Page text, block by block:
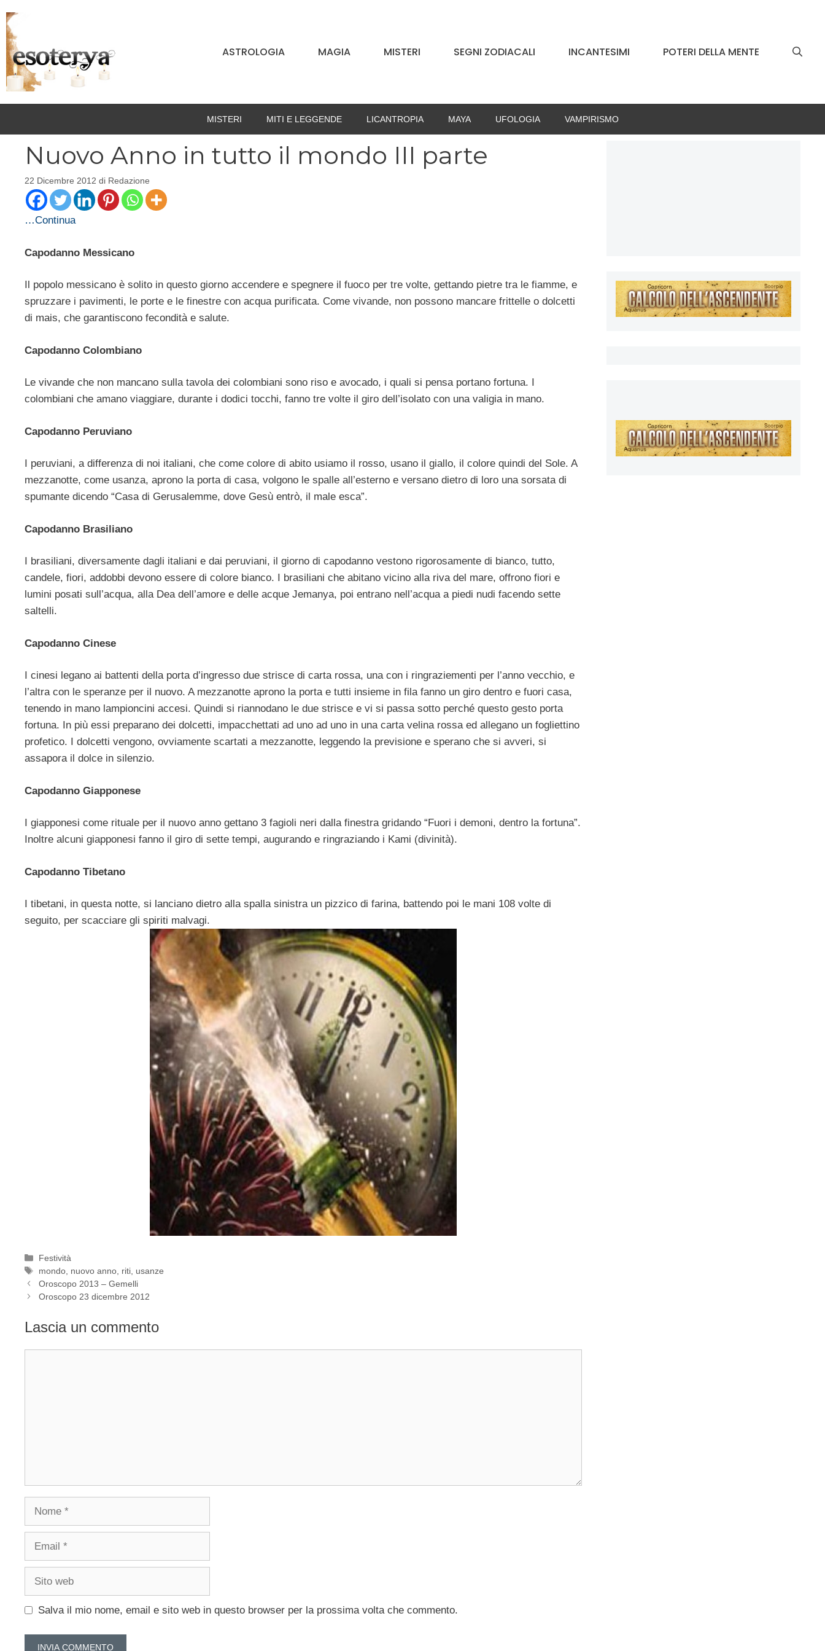
al
contenuto
ASTROLOGIA MAGIA MISTERI SEGNI ZODIACALI INCANTESIMI POTERI DELLA MENTE
MISTERI MITI E LEGGENDE LICANTROPIA MAYA UFOLOGIA VAMPIRISMO
Nuovo Anno in tutto il mondo III parte
22 Dicembre 2012 di Redazione
…Continua
Capodanno Messicano
Il popolo messicano è solito in questo giorno accendere e spegnere il fuoco per tre volte, gettando pietre tra le fiamme, e
spruzzare i pavimenti, le porte e le finestre con acqua purificata. Come vivande, non possono mancare frittelle o dolcetti
di mais, che garantiscono fecondità e salute.
Capodanno Colombiano
Le vivande che non mancano sulla tavola dei colombiani sono riso e avocado, i quali si pensa portano fortuna. I
colombiani che amano viaggiare, durante i dodici tocchi, fanno tre volte il giro dell’isolato con una valigia in mano.
Capodanno Peruviano
I peruviani, a differenza di noi italiani, che come colore di abito usiamo il rosso, usano il giallo, il colore quindi del Sole. A
mezzanotte, come usanza, aprono la porta di casa, volgono le spalle all’esterno e versano dietro di loro una sorsata di
spumante dicendo “Casa di Gerusalemme, dove Gesù entrò, il male esca”.
Capodanno Brasiliano
I brasiliani, diversamente dagli italiani e dai peruviani, il giorno di capodanno vestono rigorosamente di bianco, tutto,
candele, fiori, addobbi devono essere di colore bianco. I brasiliani che abitano vicino alla riva del mare, offrono fiori e
lumini posati sull’acqua, alla Dea dell’amore e delle acque Jemanya, poi entrano nell’acqua a piedi nudi facendo sette
saltelli.
Capodanno Cinese
I cinesi legano ai battenti della porta d’ingresso due strisce di carta rossa, una con i ringraziementi per l’anno vecchio, e
l’altra con le speranze per il nuovo. A mezzanotte aprono la porta e tutti insieme in fila fanno un giro dentro e fuori casa,
tenendo in mano lampioncini accesi. Quindi si riannodano le due strisce e vi si passa sotto perché questo gesto porta
fortuna. In più essi preparano dei dolcetti, impacchettati ad uno ad uno in una carta velina rossa ed allegano un fogliettino
profetico. I dolcetti vengono, ovviamente scartati a mezzanotte, leggendo la previsione e sperano che si avveri, si
assapora il dolce in silenzio.
Capodanno Giapponese
I giapponesi come rituale per il nuovo anno gettano 3 fagioli neri dalla finestra gridando “Fuori i demoni, dentro la fortuna”.
Inoltre alcuni giapponesi fanno il giro di sette tempi, augurando e ringraziando i Kami (divinità).
Capodanno Tibetano
I tibetani, in questa notte, si lanciano dietro alla spalla sinistra un pizzico di farina, battendo poi le mani 108 volte di
seguito, per scacciare gli spiriti malvagi.
Categorie
Festività
Tag
mondo nuovo anno riti usanze
Oroscopo 2013 – Gemelli
Oroscopo 23 dicembre 2012
Lascia un commento
Nome
Email
Sito
Salva il mio nome, email e sito web in questo browser per la prossima volta che commento.